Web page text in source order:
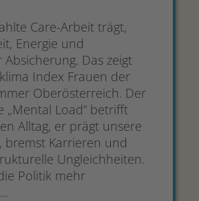
Care-Arbeit trägt,
Energie und
Absicherung. Das zeigt
Index Frauen der
Oberösterreich. Der
„Mental Load“ betrifft
Alltag, er prägt unsere
bremst Karrieren und
Ungleichheiten.
Politik mehr